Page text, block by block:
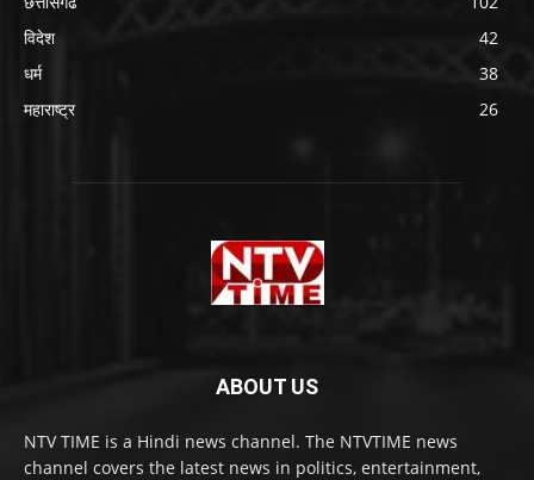
विदेश
42
धर्म
38
महाराष्ट्र
26
ABOUT US
NTV TIME is a Hindi news channel. The NTVTIME news
channel covers the latest news in politics, entertainment,